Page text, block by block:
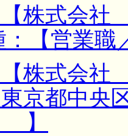
株式会社
：【営業
株式会
京都中央
】